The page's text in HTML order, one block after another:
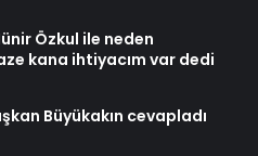
Özkul ile neden
kana ihtiyacım var dedi
Büyükakın cevapladı